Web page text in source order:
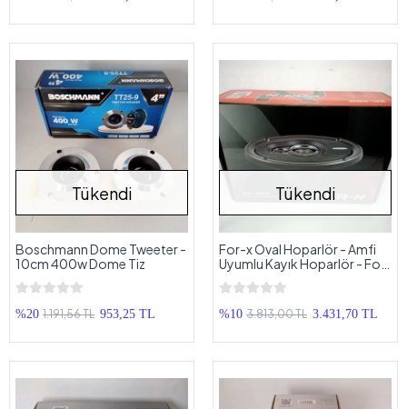
Tükendi
Boschmann Dome Tweeter -
10cm 400w Dome Tiz
%20 1.191,56 TL 953,25 TL
Tükendi
For-x Oval Hoparlör - Amfi
Uyumlu Kayık Hoparlör - For-
X XC-369
%10 3.813,00 TL 3.431,70 TL